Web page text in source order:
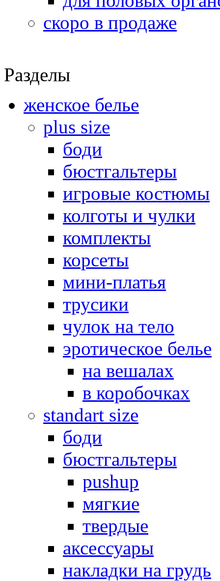
скоро в продаже
Разделы
женское белье
plus size
боди
бюстгальтеры
игровые костюмы
колготы и чулки
комплекты
корсеты
мини-платья
трусики
чулок на тело
эротическое белье
на вешалах
в коробочках
standart size
боди
бюстгальтеры
pushup
мягкие
твердые
аксессуары
накладки на грудь